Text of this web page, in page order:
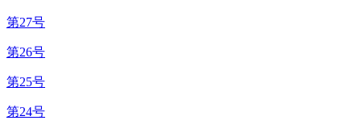
第27号
第26号
第25号
第24号